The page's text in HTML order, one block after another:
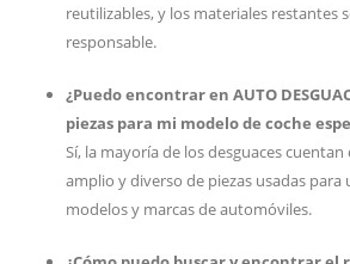
reutilizables, y los materiales restantes
responsable.
¿Puedo encontrar en AUTO
piezas para mi modelo de coche
Sí, la mayoría de los desguaces
amplio y diverso de piezas usadas
modelos y marcas de automóviles.